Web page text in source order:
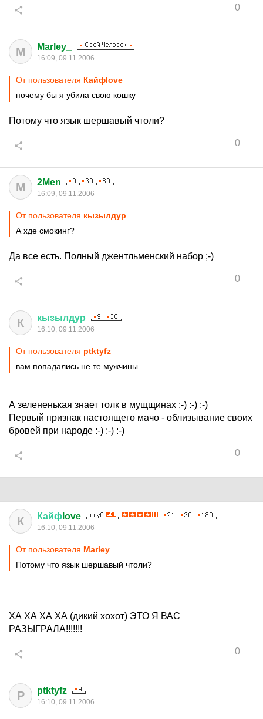
0
M Marley_
16:09, 09.11.2006
От пользователя Кайфlove
почему бы я убила свою кошку
Потому что язык шершавый чтоли?
0
M 2Men
16:09, 09.11.2006
От пользователя кызылдур
А хде смокинг?
Да все есть. Полный джентльменский набор ;-)
0
К кызылдур
16:10, 09.11.2006
От пользователя ptktyfz
вам попадались не те мужчины
А зелененькая знает толк в мущщинах :-) :-) :-)
Первый признак настоящего мачо - облизывание своих
бровей при народе :-) :-) :-)
0
К Кайф love
16:10, 09.11.2006
От пользователя Marley_
Потому что язык шершавый чтоли?
ХА ХА ХА ХА (дикий хохот) ЭТО Я ВАС
РАЗЫГРАЛА!!!!!!!
0
P ptktyfz
16:10, 09.11.2006